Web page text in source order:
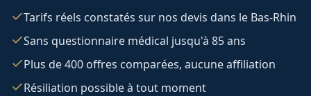
Tarifs réels constatés sur nos devis dans le Bas-Rhin
Sans questionnaire médical jusqu'à 85 ans
Plus de 400 offres comparées, aucune affiliation
Résiliation possible à tout moment